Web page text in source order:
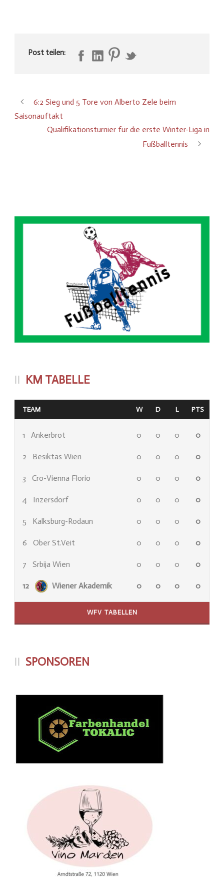
Post teilen:
6:2 Sieg und 5 Tore von Alberto Zele beim
Saisonauftakt
Qualifikationsturnier für die erste Winter-Liga in
Fußballtennis
KM TABELLE
TEAM W D L PTS
1 Ankerbrot 0 0 0 0
2 Besiktas Wien 0 0 0 0
3 Cro-Vienna Florio 0 0 0 0
4 Inzersdorf 0 0 0 0
5 Kalksburg-Rodaun 0 0 0 0
6 Ober St.Veit 0 0 0 0
7 Srbija Wien 0 0 0 0
12 Wiener Akademik 0 0 0 0
WFV TABELLEN
SPONSOREN